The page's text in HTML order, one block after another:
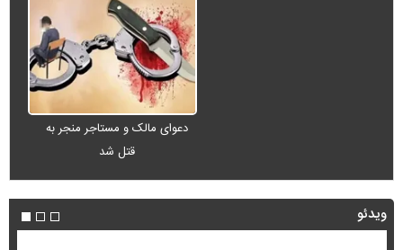
دعوای مالک و مستاجر منجر به
قتل شد
ویدئو